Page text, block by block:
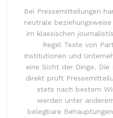
Bei Pressemitteilungen
neutrale
im klassischen
Regel Texte von
Institutionen und
eine Sicht der Dinge.
direkt prüft
stets nach bestem
werden unter
belegbare